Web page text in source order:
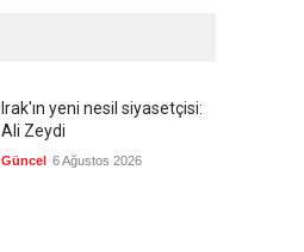
Irak'ın yeni nesil siyasetçisi:
Ali Zeydi
Güncel 6 Ağustos 2026